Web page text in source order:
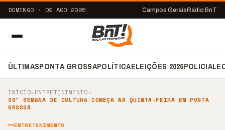
DOMINGO · 09 AGO 2026 Campos Gerais Rádio BnT
ÚLTIMASPONTA GROSSAPOLÍTICAELEIÇÕES 2026POLICIAL
INÍCIO›ENTRETENIMENTO ›
39ª SEMANA DE CULTURA COMEÇA NA QUINTA-FEIRA EM PONTA
GROSSA
ENTRETENIMENTO